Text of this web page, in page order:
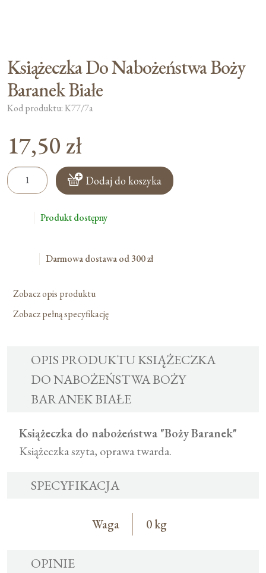
Książeczka Do Nabożeństwa Boży
Baranek Białe
Kod produktu: K77/7a
17,50 zł
ilość
Książeczka
Nabożeństwa
Dodaj do koszyka
Produkt dostępny
Darmowa dostawa od 300 zł
Zobacz opis produktu
Zobacz pełną specyfikację
OPIS PRODUKTU KSIĄŻECZKA
DO NABOŻEŃSTWA BOŻY
BARANEK BIAŁE
Książeczka do nabożeństwa "BożyBaranek"
Książeczka szyta, oprawa twarda.
SPECYFIKACJA
Waga 0 kg
OPINIE